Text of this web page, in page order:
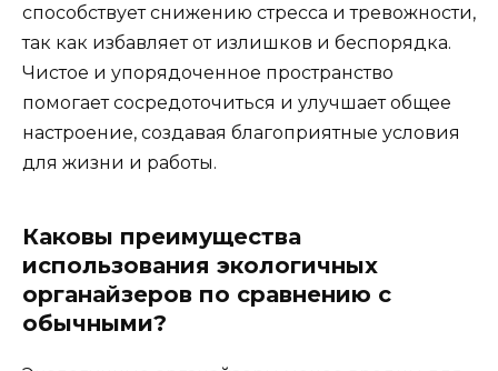
способствует снижению стресса и тревожности,
так как избавляет от излишков и беспорядка.
Чистое и упорядоченное пространство
помогает сосредоточиться и улучшает общее
настроение, создавая благоприятные условия
для жизни и работы.
Каковы преимущества
использования экологичных
органайзеров по сравнению с
обычными?